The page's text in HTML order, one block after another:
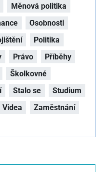
Měnová politika
Osobnosti
Politika
Právo
Příběhy
Školkovné
Stalo se
Studium
Videa
Zaměstnání